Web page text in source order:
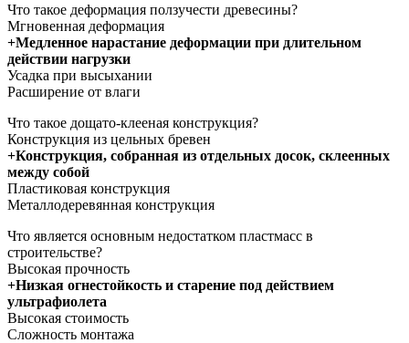
Что такое деформация ползучести древесины?
Мгновенная деформация
+Медленное нарастание деформации при длительном
действии нагрузки
Усадка при высыхании
Расширение от влаги
Что такое дощато-клееная конструкция?
Конструкция из цельных бревен
+Конструкция, собранная из отдельных досок, склеенных
между собой
Пластиковая конструкция
Металлодеревянная конструкция
Что является основным недостатком пластмасс в
строительстве?
Высокая прочность
+Низкая огнестойкость и старение под действием
ультрафиолета
Высокая стоимость
Сложность монтажа